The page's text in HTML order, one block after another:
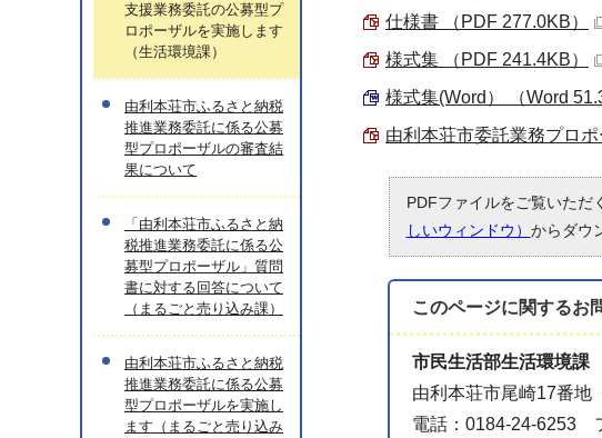
仕様書 （PDF 277.0KB）
様式集 （PDF 241.4KB）
様式集(Word） （Word
由利本荘市委託業務プロ
PDFファイルをご覧いただ
しいウィンドウ） からダウ
このページに関するお
市民生活部生活環境課
由利本荘市尾崎17番地
電話：0184-24-6253
支援業務委託の公募型プ
ロポーザルを実施します
（生活環境課）
由利本荘市ふるさと納税
推進業務委託に係る公募
型プロポーザルの審査結
果について
「由利本荘市ふるさと納
税推進業務委託に係る公
募型プロポーザル」質問
書に対する回答について
（まるごと売り込み課）
由利本荘市ふるさと納税
推進業務委託に係る公募
型プロポーザルを実施し
ます（まるごと売り込み